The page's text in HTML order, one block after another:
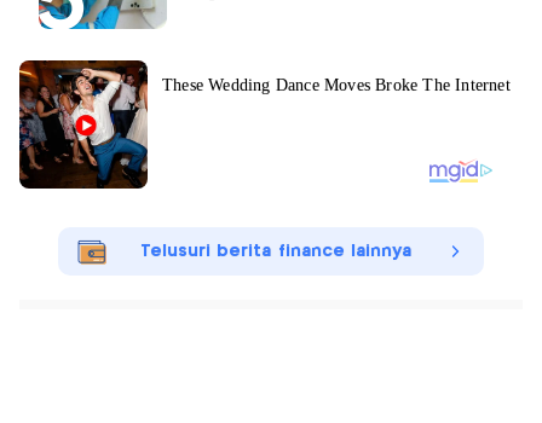
Telusuri berita finance lainnya